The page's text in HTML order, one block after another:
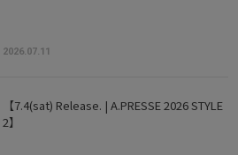
2026.07.11
【7.4(sat) Release. | A.PRESSE 2026 STYLE
2】